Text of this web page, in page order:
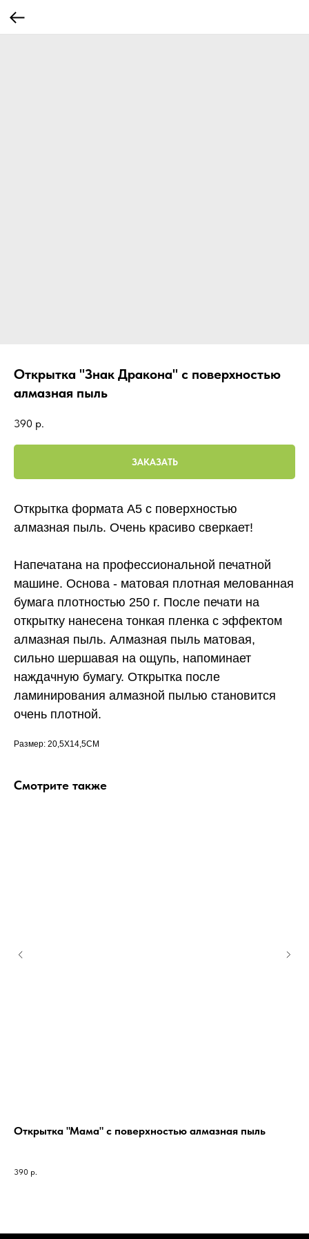
Открытка "Знак Дракона" с поверхностью
алмазная пыль
390 р.
ЗАКАЗАТЬ
Открытка формата А5 с поверхностью
алмазная пыль. Очень красиво сверкает!
Напечатана на профессиональной печатной
машине. Основа - матовая плотная мелованная
бумага плотностью 250 г. После печати на
открытку нанесена тонкая пленка с эффектом
алмазная пыль. Алмазная пыль матовая,
сильно шершавая на ощупь, напоминает
наждачную бумагу. Открытка после
ламинирования алмазной пылью становится
очень плотной.
Размер: 20,5X14,5CM
Смотрите также
Открытка "Мама" с поверхностью алмазная пыль
390 р.